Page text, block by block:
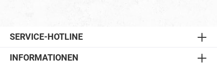
SERVICE-HOTLINE
INFORMATIONEN